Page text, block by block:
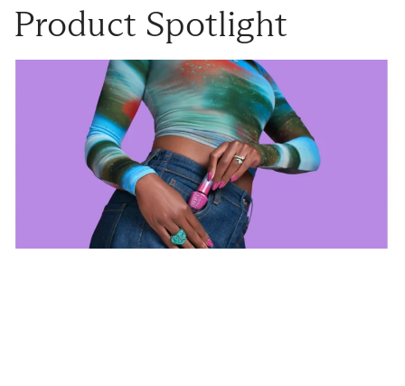
Product Spotlight